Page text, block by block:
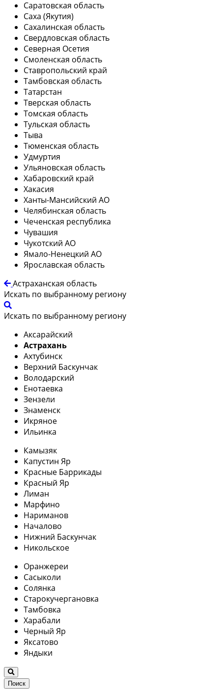
Саратовская область
Саха (Якутия)
Сахалинская область
Свердловская область
Северная Осетия
Смоленская область
Ставропольский край
Тамбовская область
Татарстан
Тверская область
Томская область
Тульская область
Тыва
Тюменская область
Удмуртия
Ульяновская область
Хабаровский край
Хакасия
Ханты-Мансийский АО
Челябинская область
Чеченская республика
Чувашия
Чукотский АО
Ямало-Ненецкий АО
Ярославская область
Астраханская область
Искать по выбранному региону
Искать по выбранному региону
Аксарайский
Астрахань
Ахтубинск
Верхний Баскунчак
Володарский
Енотаевка
Зензели
Знаменск
Икряное
Ильинка
Камызяк
Капустин Яр
Красные Баррикады
Красный Яр
Лиман
Марфино
Нариманов
Началово
Нижний Баскунчак
Никольское
Оранжереи
Сасыколи
Солянка
Старокучергановка
Тамбовка
Харабали
Черный Яр
Яксатово
Яндыки
Поиск